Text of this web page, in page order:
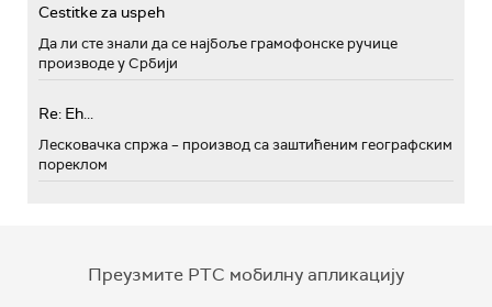
Cestitke za uspeh
Да ли сте знали да се најбоље грамофонске ручице
производе у Србији
Re: Eh...
Лесковачка спржа – производ са заштићеним географским
пореклом
Преузмите РТС мобилну апликацију